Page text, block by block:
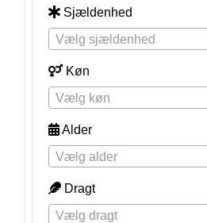
Sjældenhed
Vælg sjældenhed
Køn
Vælg køn
Alder
Vælg alder
Dragt
Vælg dragt